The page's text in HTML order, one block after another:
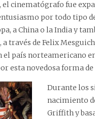
el cinematógrafo fue
por todo tipo
a China o la India y
a través de Felix
país norteamericano
esta novedosa forma de
Durante los
nacimiento
Griffith y